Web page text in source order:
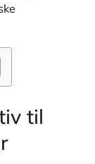
til